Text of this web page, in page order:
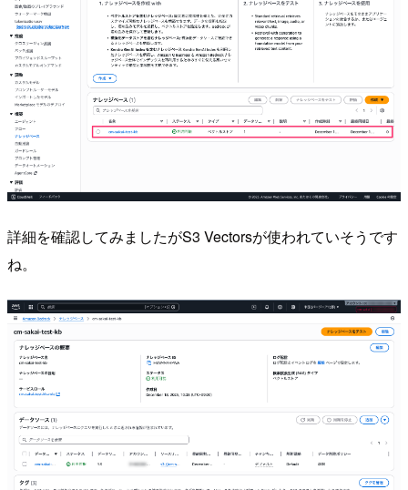
詳細を確認してみましたがS3 Vectorsが使われていそうです
ね。